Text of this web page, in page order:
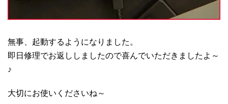
無事、起動するようになりました。
即日修理でお返ししましたので喜んでいただきましたよ～
♪
大切にお使いくださいね～